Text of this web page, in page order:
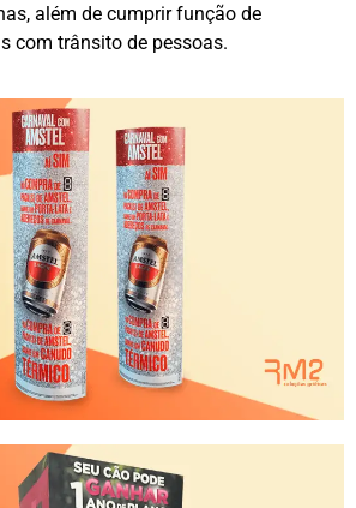
além de cumprir função de
com trânsito de pessoas.